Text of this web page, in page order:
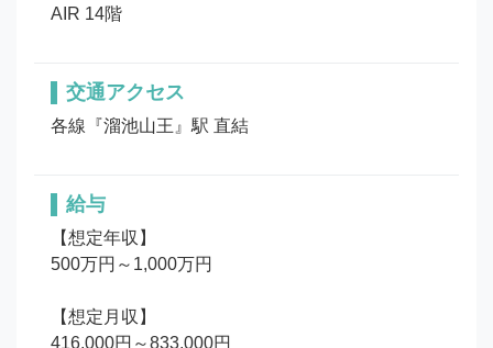
AIR 14階
交通アクセス
各線『溜池山王』駅 直結
給与
【想定年収】
500万円～1,000万円
【想定月収】
416,000円～833,000円